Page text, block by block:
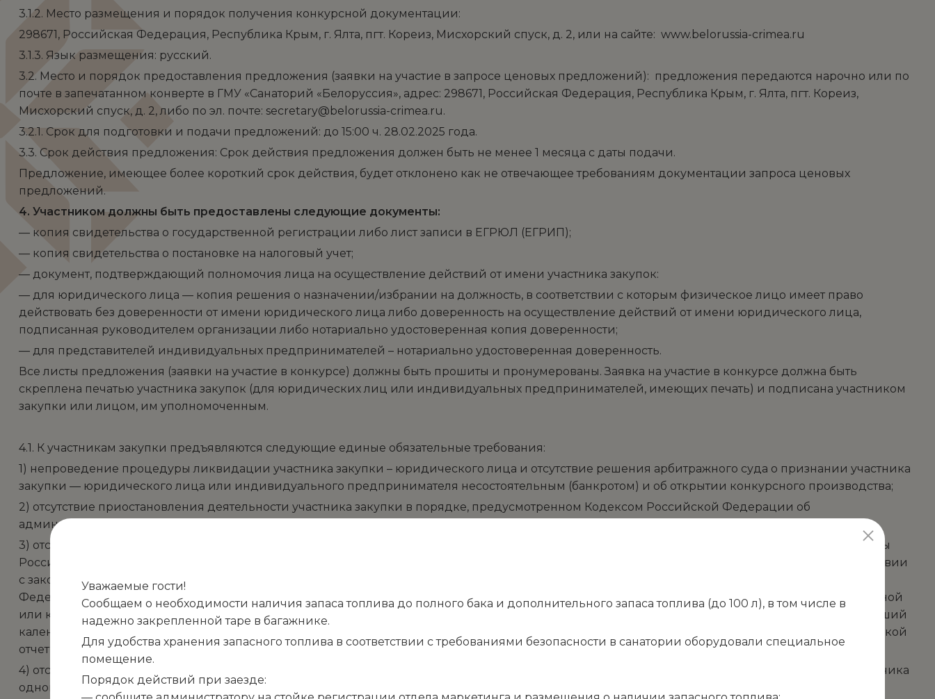
3.1.2. Место размещения и порядок получения конкурсной документации:
298671, Российская Федерация, Республика Крым, г. Ялта, пгт. Кореиз, Мисхорский спуск, д. 2, или на сайте: www.belorussia-crimea.ru
3.1.3. Язык размещения: русский.
3.2. Место и порядок предоставления предложения (заявки на участие в запросе ценовых предложений): предложения передаются нарочно или по
почте в запечатанном конверте в ГМУ «Санаторий «Белоруссия», адрес: 298671, Российская Федерация, Республика Крым, г. Ялта, пгт. Кореиз,
Мисхорский спуск, д. 2, либо по эл. почте: secretary@belorussia-crimea.ru.
3.2.1. Срок для подготовки и подачи предложений: до 15:00 ч. 28.02.2025 года.
3.3. Срок действия предложения: Срок действия предложения должен быть не менее 1 месяца с даты подачи.
Предложение, имеющее более короткий срок действия, будет отклонено как не отвечающее требованиям документации запроса ценовых
предложений.
4. Участником должны быть предоставлены следующие документы:
— копия свидетельства о государственной регистрации либо лист записи в ЕГРЮЛ (ЕГРИП);
— копия свидетельства о постановке на налоговый учет;
— документ, подтверждающий полномочия лица на осуществление действий от имени участника закупок:
— для юридического лица — копия решения о назначении/избрании на должность, в соответствии с которым физическое лицо имеет право
действовать без доверенности от имени юридического лица либо доверенность на осуществление действий от имени юридического лица,
подписанная руководителем организации либо нотариально удостоверенная копия доверенности;
— для представителей индивидуальных предпринимателей – нотариально удостоверенная доверенность.
Все листы предложения (заявки на участие в конкурсе) должны быть прошиты и пронумерованы. Заявка на участие в конкурсе должна быть
скреплена печатью участника закупок (для юридических лиц или индивидуальных предпринимателей, имеющих печать) и подписана участником
закупки или лицом, им уполномоченным.
4.1. К участникам закупки предъявляются следующие единые обязательные требования:
1) непроведение процедуры ликвидации участника закупки – юридического лица и отсутствие решения арбитражного суда о признании участника
закупки — юридического лица или индивидуального предпринимателя несостоятельным (банкротом) и об открытии конкурсного производства;
2) отсутствие приостановления деятельности участника закупки в порядке, предусмотренном Кодексом Российской Федерации об
административных правонарушениях;
3) отсутствие у участника закупки недоимки по налогам, сборам, задолженности по иным обязательным платежам в бюджеты бюджетной системы
Российской Федерации (за исключением сумм, на которые предоставлены отсрочка, рассрочка, инвестиционный налоговый кредит в соответствии
с законодательством Российской Федерации о налогах и сборах, которые реструктурированы в соответствии с законодательством Российской
Федерации, по которым имеется вступившее в законную силу решение суда о признании обязанности заявителя по уплате этих сумм исполненной
или которые признаны безнадежными к взысканию в соответствии с законодательством Российской Федерации о налогах и сборах) за прошедший
календарный год, размер которых превышает двадцать пять процентов балансовой стоимости активов участника закупки, по данным бухгалтерской
отчетности за последний отчетный период;
4) отсутствие между участником закупки и Заказчиком конфликта интересов, под которым понимаются случаи, при которых руководитель Заказчика
одновременно является представителем учредителя некоммерческой организации (участника закупки) и (или) руководитель Заказчика, член
Уважаемые гости!
Сообщаем о необходимости наличия запаса топлива до полного бака и дополнительного запаса топлива (до 100 л), в том числе в
надежно закрепленной таре в багажнике.
Для удобства хранения запасного топлива в соответствии с требованиями безопасности в санатории оборудовали специальное
помещение.
Порядок действий при заезде: